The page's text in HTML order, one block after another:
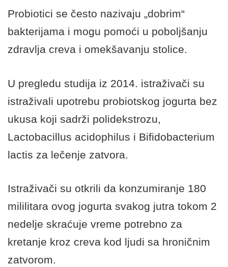
Probiotici se često nazivaju „dobrim“
bakterijama i mogu pomoći u poboljšanju
zdravlja creva i omekšavanju stolice.
U pregledu studija iz 2014. istraživači su
istraživali upotrebu probiotskog jogurta bez
ukusa koji sadrži polidekstrozu,
Lactobacillus acidophilus i Bifidobacterium
lactis za lečenje zatvora.
Istraživači su otkrili da konzumiranje 180
mililitara ovog jogurta svakog jutra tokom 2
nedelje skraćuje vreme potrebno za
kretanje kroz creva kod ljudi sa hroničnim
zatvorom.